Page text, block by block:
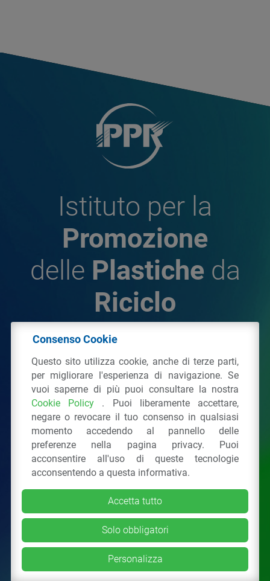
Istituto per la
Promozione
delle Plastiche da
Riciclo
Plastiche da Riciclo
C.F. 97381090154
Via San Vittore 36 20123Milano (MI)
Tel.: 02 43928225.
Tutti i diritti riservati Privacy Policy &Cookie
Consenso Cookie
Questo sito utilizza cookie, anche di terze parti,
per migliorare l'esperienza di navigazione. Se
vuoi saperne di più puoi consultare la nostra
Cookie Policy . Puoi liberamente accettare,
negare o revocare il tuo consenso in qualsiasi
momento accedendo al pannello delle
preferenze nella pagina privacy. Puoi
acconsentire all'uso di queste tecnologie
acconsentendo a questa informativa.
Accetta tutto
Solo obbligatori
Personalizza